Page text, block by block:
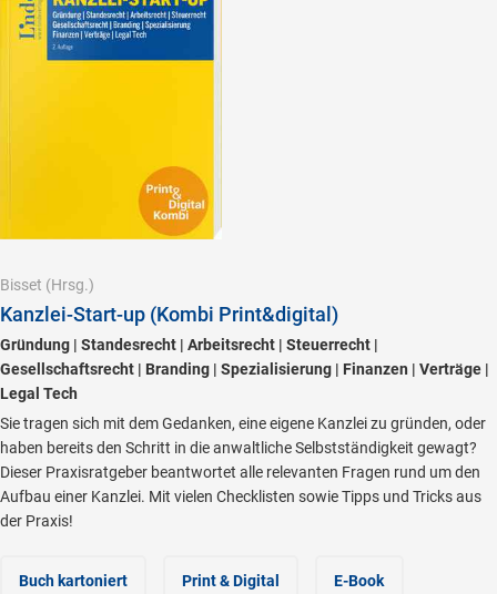
Bisset (Hrsg.)
Kanzlei-Start-up (Kombi Print&digital)
Gründung | Standesrecht | Arbeitsrecht | Steuerrecht |
Gesellschaftsrecht | Branding | Spezialisierung | Finanzen | Verträge |
Legal Tech
Sie tragen sich mit dem Gedanken, eine eigene Kanzlei zu gründen, oder
haben bereits den Schritt in die anwaltliche Selbstständigkeit gewagt?
Dieser Praxisratgeber beantwortet alle relevanten Fragen rund um den
Aufbau einer Kanzlei. Mit vielen Checklisten sowie Tipps und Tricks aus
der Praxis!
Buch kartoniert Print & Digital E-Book